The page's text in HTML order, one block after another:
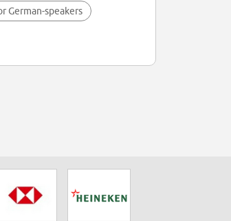
German-speakers